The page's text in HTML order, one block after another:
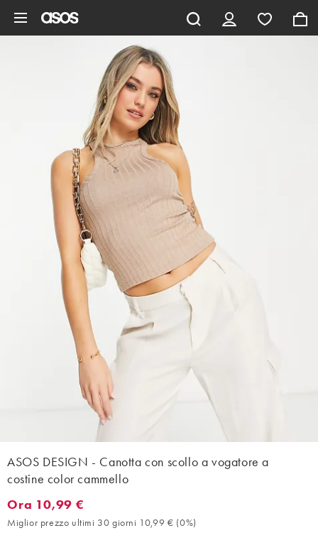
ASOS DESIGN - Canotta con scollo a vogatore a
costine color cammello
Ora 10,99 €. Miglior prezzo ultimi 30 giorni 10,99 € (0%).
Ora 10,99 €
Miglior prezzo ultimi 30 giorni 10,99 € (0%)